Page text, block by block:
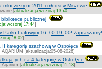
ur 2011 i młodsi w Miszewie
[aktualizacja:wczoraj 13:40]
bibliotece publicznej
17:44]
Parku Ludowym 16_00-19_00! Zapraszamy!
18:02]
II kategorię szachową w Ostrołęce
AQARIUM [aktualizacja:05-08-2026]
na 4 kategorię w Ostrołęce
Aqarium [aktualizacja:wczoraj 11:13]